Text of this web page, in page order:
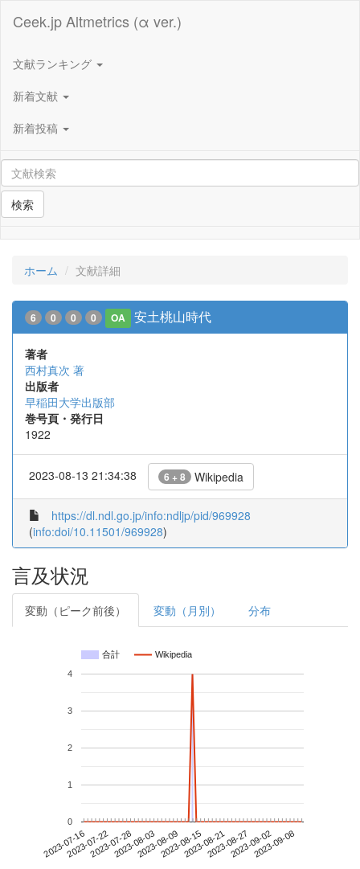
Ceek.jp Altmetrics (α ver.)
文献ランキング
新着文献
新着投稿
検索
ホーム 文献詳細
6 0 0 0 OA 安土桃山時代
著者
西村真次 著
出版者
早稲田大学出版部
巻号頁・発行日
1922
2023-08-13 21:34:38 6 + 8 Wikipedia
https://dl.ndl.go.jp/info:ndljp/pid/969928
(info:doi/10.11501/969928)
言及状況
変動（ピーク前後） 変動（月別） 分布
合計 Wikipedia
2023-07-162023-07-222023-07-282023-08-032023-08-092023-08-152023-08-212023-08-272023-09-022023-09-08
0
1
2
3
4